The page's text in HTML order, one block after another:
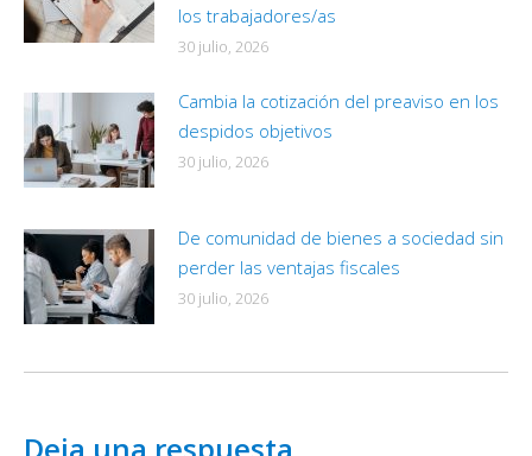
los trabajadores/as
30 julio, 2026
Cambia la cotización del preaviso en los
despidos objetivos
30 julio, 2026
De comunidad de bienes a sociedad sin
perder las ventajas fiscales
30 julio, 2026